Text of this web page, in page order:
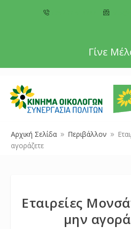
Γίνε
Αρχική Σελίδα 9 Περιβάλλον 9
αγοράζετε
Εταιρείες
μην